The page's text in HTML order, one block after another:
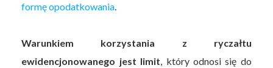
formę opodatkowania.
Warunkiem korzystania z ryczałtu
ewidencjonowanego jest limit, który odnosi się do